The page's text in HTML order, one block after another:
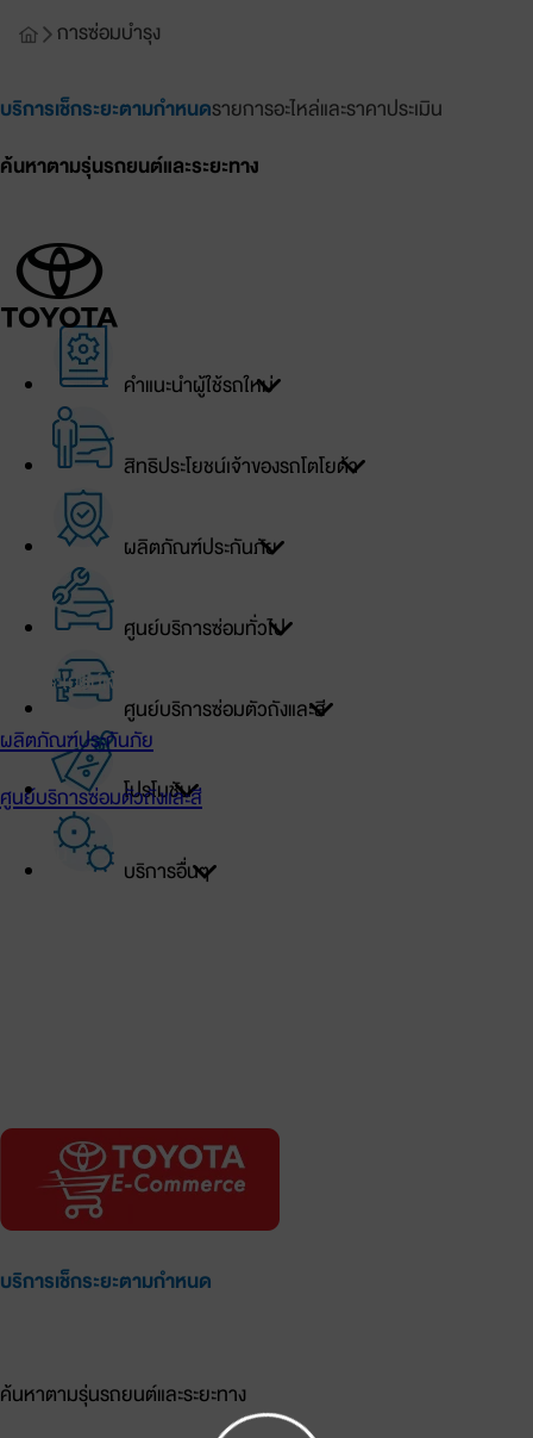
การซ่อมบำรุง
บริการเช็กระยะตามกำหนดรายการอะไหล่และราคาประเมิน
ค้นหาตามรุ่นรถยนต์และระยะทาง
คำแนะนำผู้ใช้รถใหม่
สิทธิประโยชน์เจ้าของรถโตโยต้า
ผลิตภัณฑ์ประกันภัย
ศูนย์บริการซ่อมทั่วไป
ศูนย์บริการซ่อมตัวถังและสี
โปรโมชัน
บริการอื่นๆ
บัญชีของฉัน
เข้าสู่ระบบ
เข้าสู่ระบบ
สิทธิประโยชน์เจ้าของรถโตโยต้า
ผลิตภัณฑ์ประกันภัย
ศูนย์บริการซ่อมตัวถังและสี
โปรโมชัน
บริการเช็กระยะตามกำหนด
ค้นหาตามรุ่นรถยนต์และระยะทาง